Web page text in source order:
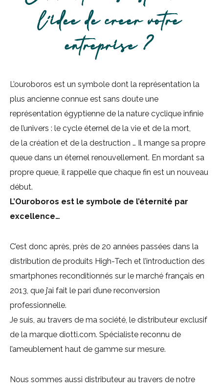
l’idée de créer votre
entreprise ?
L’ouroboros est un symbole dont la représentation la
plus ancienne connue est sans doute une
représentation égyptienne de la nature cyclique infinie
de l’univers : le cycle éternel de la vie et de la mort,
de la création et de la destruction … Il mange sa propre
queue dans un éternel renouvellement. En mordant sa
propre queue, il rappelle que chaque fin est un nouveau
début.
L’Ouroboros est le symbole de l’éternité par
excellence…
C’est donc après, près de 20 années passées dans la
distribution de produits High-Tech et l’introduction des
smartphones reconditionnés sur le marché français en
2013, que j’ai fait le pari d’une reconversion
professionnelle.
Je suis, au travers de ma société, le distributeur exclusif
de la marque diotti.com. Spécialiste reconnu de
l’ameublement haut de gamme sur mesure.
Nous sommes aussi distributeur au travers de notre